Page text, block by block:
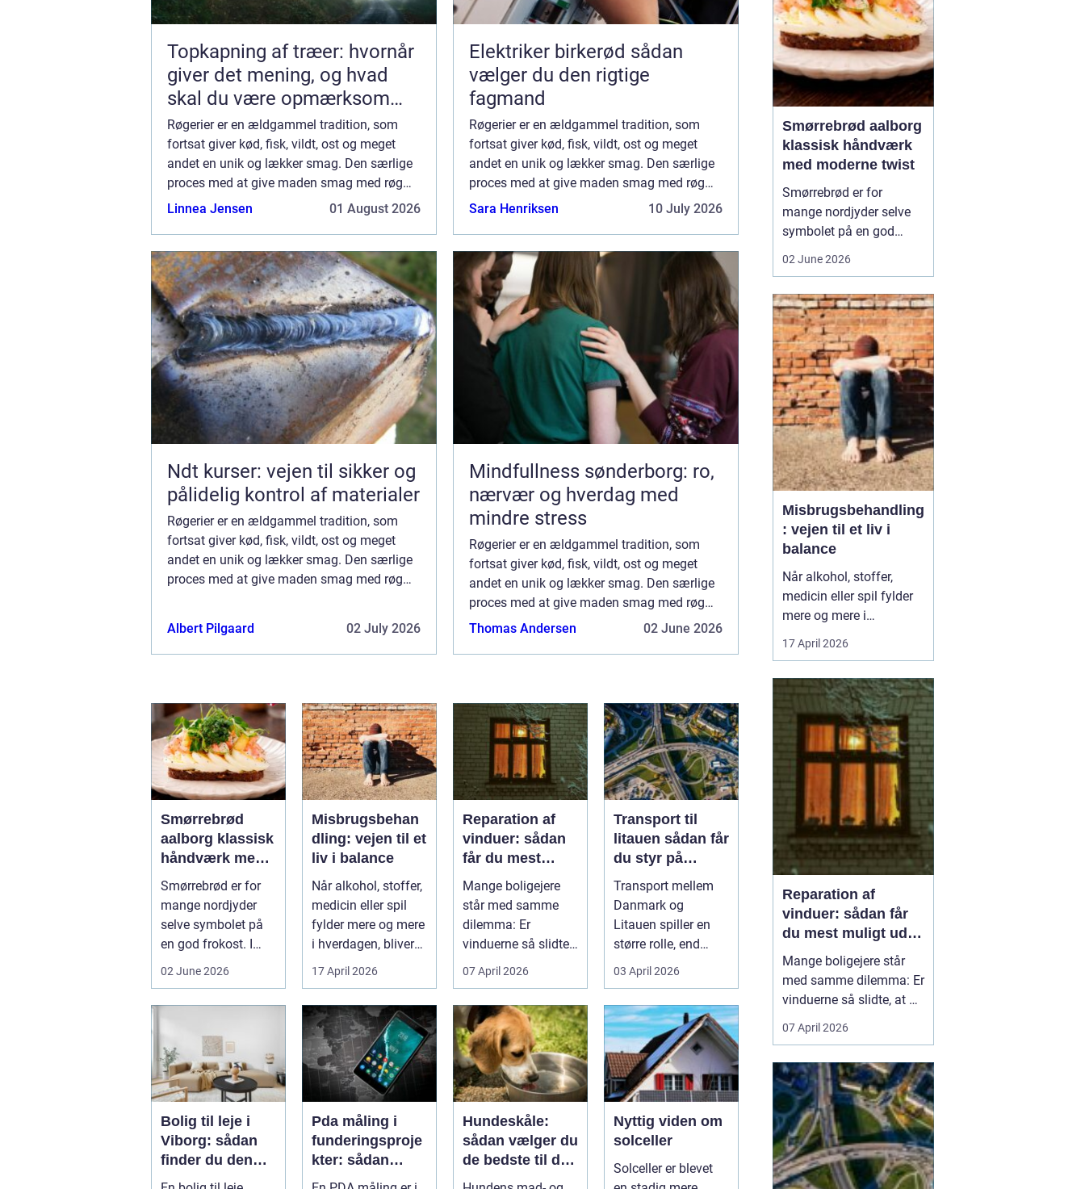
Topkapning af træer: hvornår
giver det mening, og hvad
skal du være opmærksom
på?
Røgerier er en ældgammel tradition, som
fortsat giver kød, fisk, vildt, ost og meget
andet en unik og lækker smag. Den særlige
proces med at give maden smag med røg
har i århundreder været brugt som en måde
Linnea Jensen 01 August 2026
Elektriker birkerød sådan
vælger du den rigtige
fagmand
Røgerier er en ældgammel tradition, som
fortsat giver kød, fisk, vildt, ost og meget
andet en unik og lækker smag. Den særlige
proces med at give maden smag med røg
har i århundreder været brugt som en måde
Sara Henriksen 10 July 2026
Ndt kurser: vejen til sikker og
pålidelig kontrol af materialer
Røgerier er en ældgammel tradition, som
fortsat giver kød, fisk, vildt, ost og meget
andet en unik og lækker smag. Den særlige
proces med at give maden smag med røg
Albert Pilgaard 02 July 2026
Mindfullness sønderborg: ro,
nærvær og hverdag med
mindre stress
Røgerier er en ældgammel tradition, som
fortsat giver kød, fisk, vildt, ost og meget
andet en unik og lækker smag. Den særlige
proces med at give maden smag med røg
har i århundreder været brugt som en måde
Thomas Andersen 02 June 2026
Smørrebrød
aalborg klassisk
håndværk med
moderne twist
Smørrebrød er for
mange nordjyder
selve symbolet på
en god frokost. I
Aalborg har den
02 June 2026
Misbrugsbehan
dling: vejen til et
liv i balance
Når alkohol, stoffer,
medicin eller spil
fylder mere og mere
i hverdagen, bliver
grænsen...
17 April 2026
Reparation af
vinduer: sådan
får du mest
muligt ud af
dine gamle
vinduer
Mange boligejere
står med samme
dilemma: Er
vinduerne så slidte,
at de bør skifte...
07 April 2026
Transport til
litauen sådan får
du styr på
fragten til
baltikum
Transport mellem
Danmark og
Litauen spiller en
større rolle, end
mange er klar over.
Litauen er et n...
03 April 2026
Bolig til leje i
Viborg: sådan
finder du den
rette lejlighed
Pda måling i
funderingsproje
kter: sådan
sikrer du
Hundeskåle:
sådan vælger du
de bedste til din
hund
Nyttig viden om
solceller
Solceller er blevet
Smørrebrød aalborg
klassisk håndværk
med moderne twist
Smørrebrød er for
mange nordjyder selve
symbolet på en god
der forener tradition og
nytænkning. Her spiller
gode råvarer, lokalt
håndværk og kreativ
anretning sammen, så
du får en...
02 June 2026
Misbrugsbehandling
: vejen til et liv i
balance
Når alkohol, stoffer,
medicin eller spil fylder
mere og mere i
hverdagen, bliver
grænsen mellem vane
sløret. Mange forsøger
længe at klare sig selv,
men for en stor del viser
erfaringen, at...
17 April 2026
Reparation af
vinduer: sådan får
du mest muligt ud af
dine gamle vinduer
Mange boligejere står
med samme dilemma: Er
vinduerne så slidte, at de
bør skiftes, eller kan de
repareres og få nyt liv? I
kan en grundig
reparation af vinduer
være en både økon...
07 April 2026